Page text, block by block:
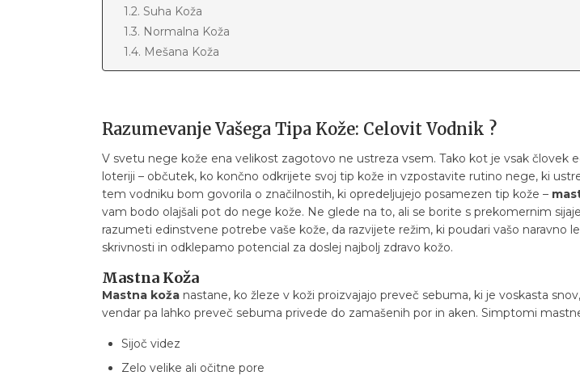
1.2. Suha Koža
1.3. Normalna Koža
1.4. Mešana Koža
Razumevanje Vašega Tipa Kože: Celovit Vodnik ?
V svetu nege kože ena velikost zagotovo ne ustreza vsem. Tako kot je vsak človek
loteriji – občutek, ko končno odkrijete svoj tip kože in vzpostavite rutino nege, ki
tem vodniku bom govorila o značilnostih, ki opredeljujejo posamezen tip kože –
vam bodo olajšali pot do nege kože. Ne glede na to, ali se borite s prekomernim
razumeti edinstvene potrebe vaše kože, da razvijete režim, ki poudari vašo
skrivnosti in odklepamo potencial za doslej najbolj zdravo kožo.
Mastna Koža
Mastna koža nastane, ko žleze v koži proizvajajo preveč sebuma, ki je voskasta
vendar pa lahko preveč sebuma privede do zamašenih por in aken. Simptomi
Sijoč videz
Zelo velike ali očitne pore